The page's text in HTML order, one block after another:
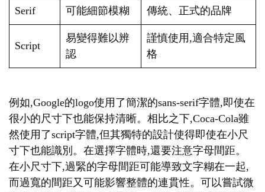
Serif 可能細節模糊 傳統、正式的品牌
Script
易變得難以辨
認
謹慎使用,適合特定風
格
例如,Google的logo使用了簡潔的sans-serif字體,即使在
很小的尺寸下也能保持清晰。相比之下,Coca-Cola雖
然使用了script字體,但其獨特的設計使得即使在小尺
寸下也能識別。在選擇字體時,還要注意字母間距。
在小尺寸下,過緊的字母間距可能導致文字糊在一起,
而過寬的間距又可能影響整體的連貫性。可以嘗試微